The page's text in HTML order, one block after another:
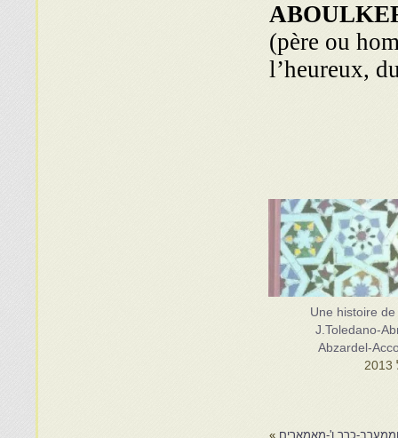
(père ou
l’heureux,
Une histoire
J.Toledano-
Abzardel-
כרך ו'-מאמארים »